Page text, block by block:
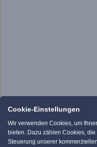
Cookie-Einstellungen
Wir verwenden Cookies, um
bieten. Dazu zählen Cookies,
Steuerung unserer